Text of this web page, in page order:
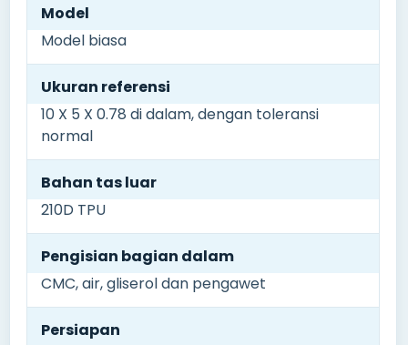
Model
Model biasa
Ukuran referensi
10 X 5 X 0.78 di dalam, dengan toleransi
normal
Bahan tas luar
210D TPU
Pengisian bagian dalam
CMC, air, gliserol dan pengawet
Persiapan